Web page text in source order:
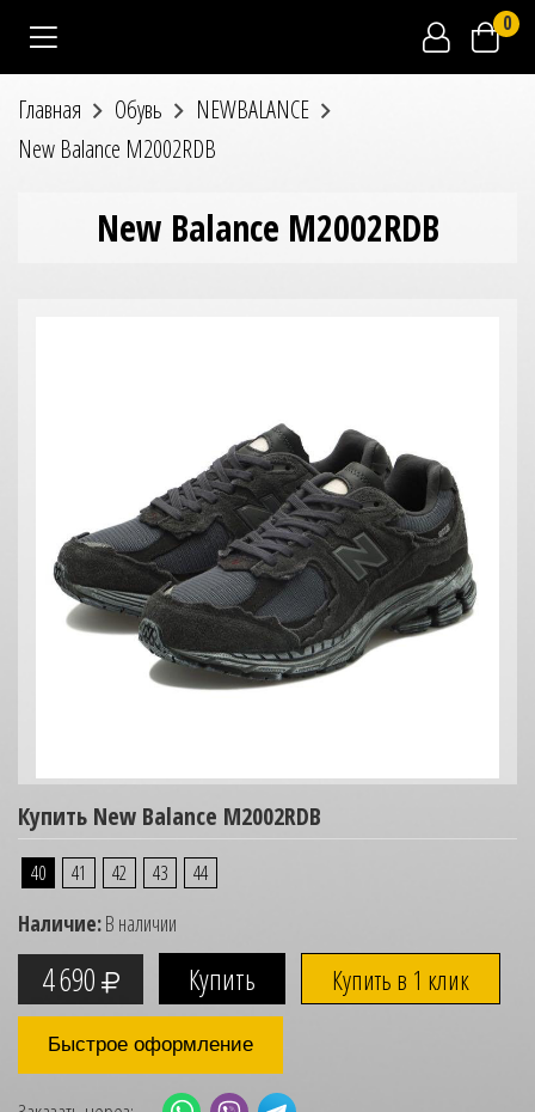
0
Главная Обувь
NEWBALANCE
New Balance M2002RDB
New Balance M2002RDB
Купить New Balance M2002RDB
40 41 42 43 44
Наличие:В наличии
4 690 Купить в 1 клик
Быстрое оформление